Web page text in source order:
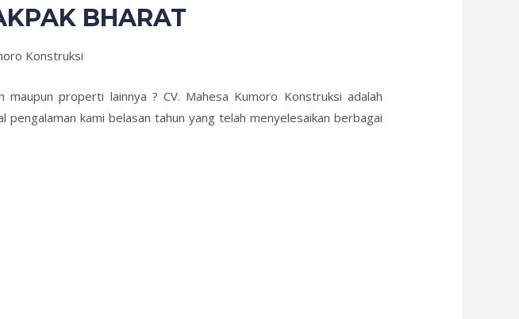
BHARAT
Konstruksi
properti lainnya ? CV. Mahesa Kumoro Konstruksi adalah
kami belasan tahun yang telah menyelesaikan berbagai